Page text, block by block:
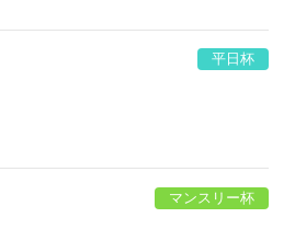
平日杯
マンスリー杯